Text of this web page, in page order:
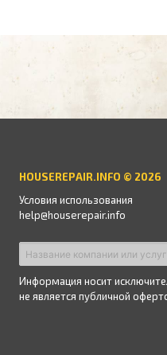
HOUSEREPAIR.INFO © 2026
Условия использования
help@houserepair.info
Информация носит
не является публичной